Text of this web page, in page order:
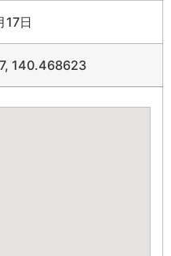
17日
140.468623